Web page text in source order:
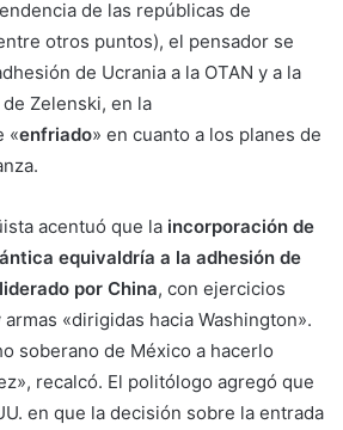
de las repúblicas de
otros puntos), el pensador se
de Ucrania a la OTAN y a la
Zelenski, en la
«enfriado» en cuanto a los planes de
acentuó que la incorporación de
equivaldría a la adhesión de
por China, con ejercicios
«dirigidas hacia Washington».
soberano de México a hacerlo
recalcó. El politólogo agregó que
en que la decisión sobre la entrada